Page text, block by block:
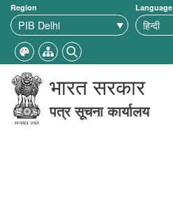
Region Language
भारत सरकार
पत्र सूचना कार्यालय